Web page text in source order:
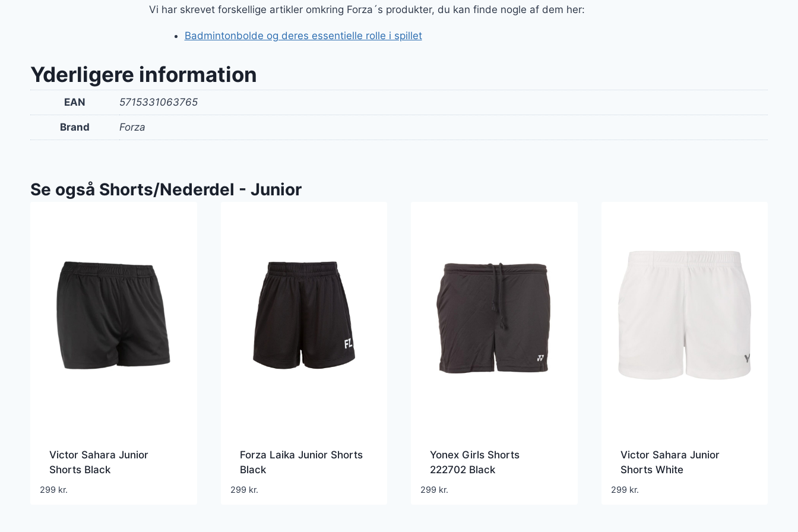
Vi har skrevet forskellige artikler omkring Forza´s produkter, du kan finde nogle af dem her:
Badmintonbolde og deres essentielle rolle i spillet
Yderligere information
EAN 5715331063765
Brand Forza
Se også Shorts/Nederdel - Junior
Victor Sahara Junior
Shorts Black
299 kr.
Forza Laika Junior Shorts
Black
299 kr.
Yonex Girls Shorts
222702 Black
299 kr.
Victor Sahara Junior
Shorts White
299 kr.